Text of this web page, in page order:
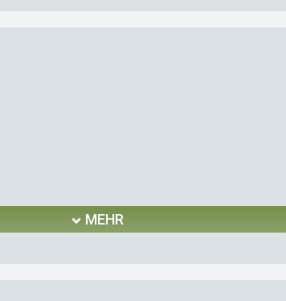
MEHR